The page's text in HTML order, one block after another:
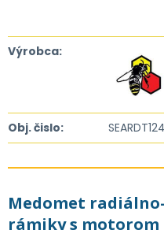
Výrobca:
Obj. čislo:
Medomet
rámiky s motorom